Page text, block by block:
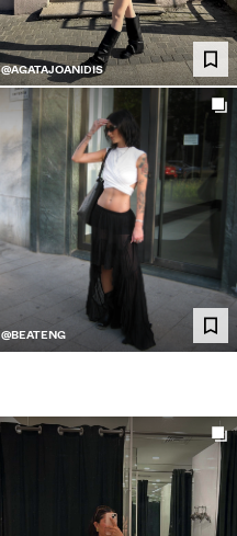
@AGATAJOANIDIS
@BEATENG